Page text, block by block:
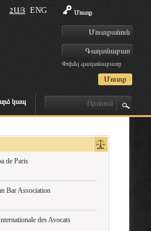
Մուտք
Փոխել գաղտնաբառը
ՀԱՅ ENG
կապ
de Paris
Bar Association
des Avocats